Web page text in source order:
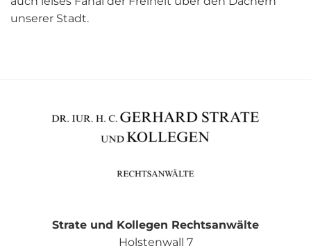
unserer Stadt.
Strate und Kollegen Rechtsanwälte
Holstenwall 7